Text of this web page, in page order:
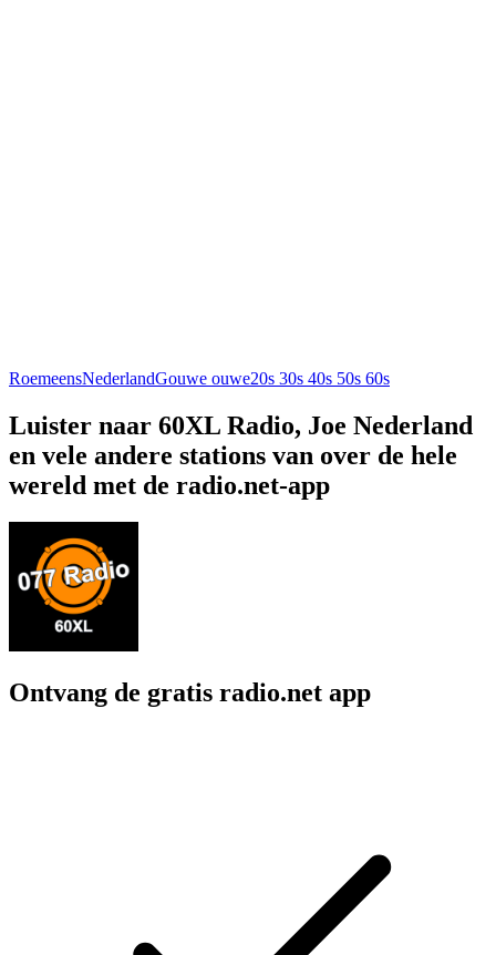
RoemeensNederlandGouwe ouwe20s 30s 40s 50s 60s
Luister naar 60XL Radio, Joe Nederland
en vele andere stations van over de hele
wereld met de radio.net-app
Ontvang de gratis radio.net app